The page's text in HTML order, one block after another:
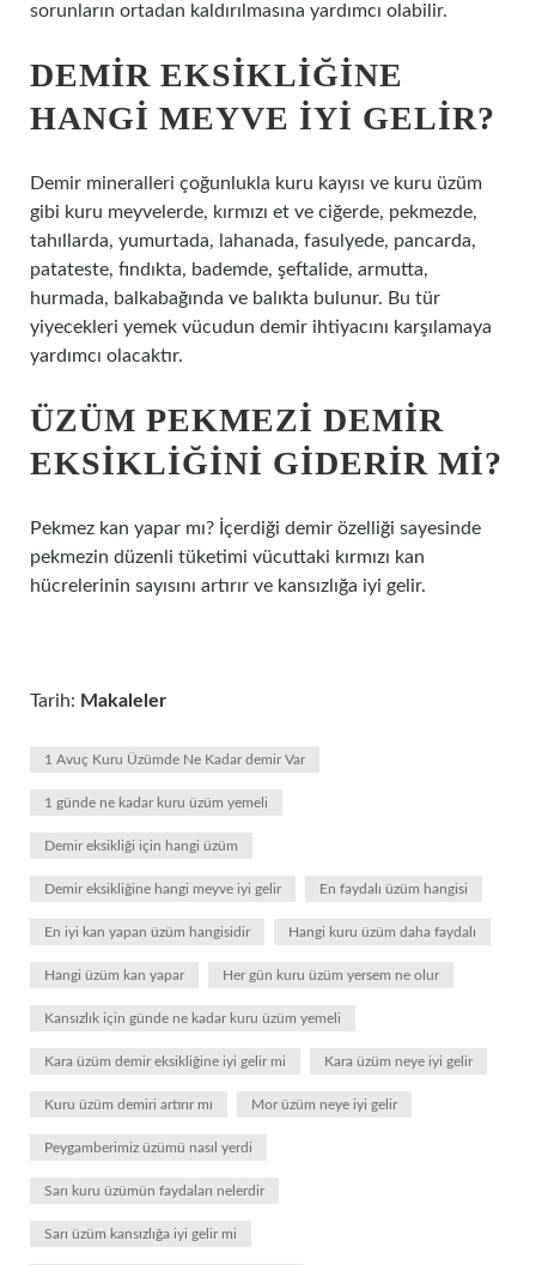
sorunların ortadan kaldırılmasına yardımcı olabilir.
DEMIR EKSIKLIĞINE
HANGI MEYVE IYI GELIR?
Demir mineralleri çoğunlukla kuru kayısı ve kuru üzüm
gibi kuru meyvelerde, kırmızı et ve ciğerde, pekmezde,
tahıllarda, yumurtada, lahanada, fasulyede, pancarda,
patateste, fındıkta, bademde, şeftalide, armutta,
hurmada, balkabağında ve balıkta bulunur. Bu tür
yiyecekleri yemek vücudun demir ihtiyacını karşılamaya
yardımcı olacaktır.
ÜZÜM PEKMEZI DEMIR
EKSIKLIĞINI GIDERIR MI?
Pekmez kan yapar mı? İçerdiği demir özelliği sayesinde
pekmezin düzenli tüketimi vücuttaki kırmızı kan
hücrelerinin sayısını artırır ve kansızlığa iyi gelir.
Tarih: Makaleler
1 Avuç Kuru Üzümde Ne Kadar demir Var
1 günde ne kadar kuru üzüm yemeli
Demir eksikliği için hangi üzüm
Demir eksikliğine hangi meyve iyi gelir En faydalı üzüm hangisi
En iyi kan yapan üzüm hangisidir Hangi kuru üzüm daha faydalı
Hangi üzüm kan yapar Her gün kuru üzüm yersem ne olur
Kansızlık için günde ne kadar kuru üzüm yemeli
Kara üzüm demir eksikliğine iyi gelir mi Kara üzüm neye iyi gelir
Kuru üzüm demiri artırır mı Mor üzüm neye iyi gelir
Peygamberimiz üzümü nasıl yerdi
Sarı kuru üzümün faydaları nelerdir
Sarı üzüm kansızlığa iyi gelir mi